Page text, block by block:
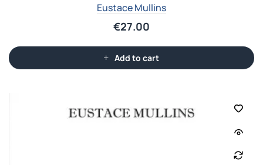
Eustace Mullins
€27.00
Add to cart